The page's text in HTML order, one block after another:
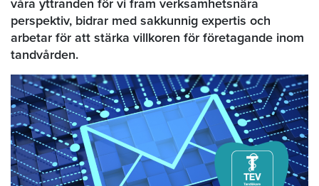
våra yttranden för vi fram verksamhetsnära
perspektiv, bidrar med sakkunnig expertis och
arbetar för att stärka villkoren för företagande inom
tandvården.